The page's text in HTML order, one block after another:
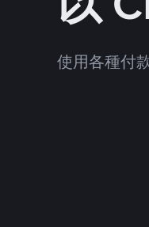
使用各種付